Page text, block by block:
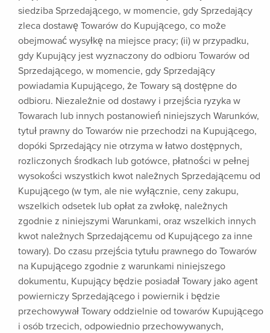
siedziba Sprzedającego, w momencie, gdy Sprzedający
zleca dostawę Towarów do Kupującego, co może
obejmować wysyłkę na miejsce pracy; (ii) w przypadku,
gdy Kupujący jest wyznaczony do odbioru Towarów od
Sprzedającego, w momencie, gdy Sprzedający
powiadamia Kupującego, że Towary są dostępne do
odbioru. Niezależnie od dostawy i przejścia ryzyka w
Towarach lub innych postanowień niniejszych Warunków,
tytuł prawny do Towarów nie przechodzi na Kupującego,
dopóki Sprzedający nie otrzyma w łatwo dostępnych,
rozliczonych środkach lub gotówce, płatności w pełnej
wysokości wszystkich kwot należnych Sprzedającemu od
Kupującego (w tym, ale nie wyłącznie, ceny zakupu,
wszelkich odsetek lub opłat za zwłokę, należnych
zgodnie z niniejszymi Warunkami, oraz wszelkich innych
kwot należnych Sprzedającemu od Kupującego za inne
towary). Do czasu przejścia tytułu prawnego do Towarów
na Kupującego zgodnie z warunkami niniejszego
dokumentu, Kupujący będzie posiadał Towary jako agent
powierniczy Sprzedającego i powiernik i będzie
przechowywał Towary oddzielnie od towarów Kupującego
i osób trzecich, odpowiednio przechowywanych,